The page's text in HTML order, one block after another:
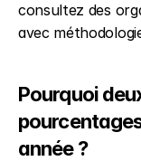
consultez des
avec
Pourquoi
année ?